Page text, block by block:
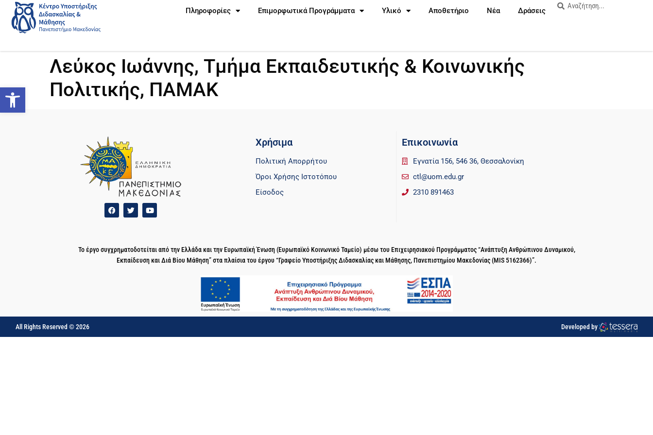
Ανοίξτε τη γραμμή εργαλείων
Πληροφορίες Επιμορφωτικά Προγράμματα Υλικό Αποθετήριο Νέα Δράσεις
Λεύκος Ιωάννης, Τμήμα Εκπαιδευτικής & Κοινωνικής
Πολιτικής, ΠΑΜΑΚ
Χρήσιμα
Πολιτική Απορρήτου
Όροι Χρήσης Ιστοτόπου
Είσοδος
Επικοινωνία
Εγνατία 156, 546 36, Θεσσαλονίκη
ctl@uom.edu.gr
2310 891463
Το έργο συγχρηματοδοτείται από την Ελλάδα και την Ευρωπαϊκή Ένωση (Ευρωπαϊκό Κοινωνικό Ταμείο) μέσω του Επιχειρησιακού Προγράμματος “Ανάπτυξη Ανθρώπινου Δυναμικού,
Εκπαίδευση και Διά Βίου Μάθηση” στα πλαίσια του έργου “Γραφείο Υποστήριξης Διδασκαλίας και Μάθησης, Πανεπιστημίου Μακεδονίας (MIS 5162366)”.
All Rights Reserved © 2026 Developed by